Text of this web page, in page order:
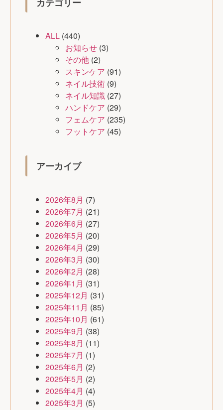
ALL (440)
お知らせ (3)
その他 (2)
スキンケア (91)
ネイル技術 (9)
ネイル知識 (27)
ハンドケア (29)
フェムケア (235)
フットケア (45)
アーカイブ
2026年8月 (7)
2026年7月 (21)
2026年6月 (27)
2026年5月 (20)
2026年4月 (29)
2026年3月 (30)
2026年2月 (28)
2026年1月 (31)
2025年12月 (31)
2025年11月 (85)
2025年10月 (61)
2025年9月 (38)
2025年8月 (11)
2025年7月 (1)
2025年6月 (2)
2025年5月 (2)
2025年4月 (4)
2025年3月 (5)